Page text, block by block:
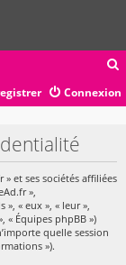
c
Connexion
et ses sociétés affiliées
»,
« eux », « leur »,
« Équipes phpBB »)
quelle session
»).